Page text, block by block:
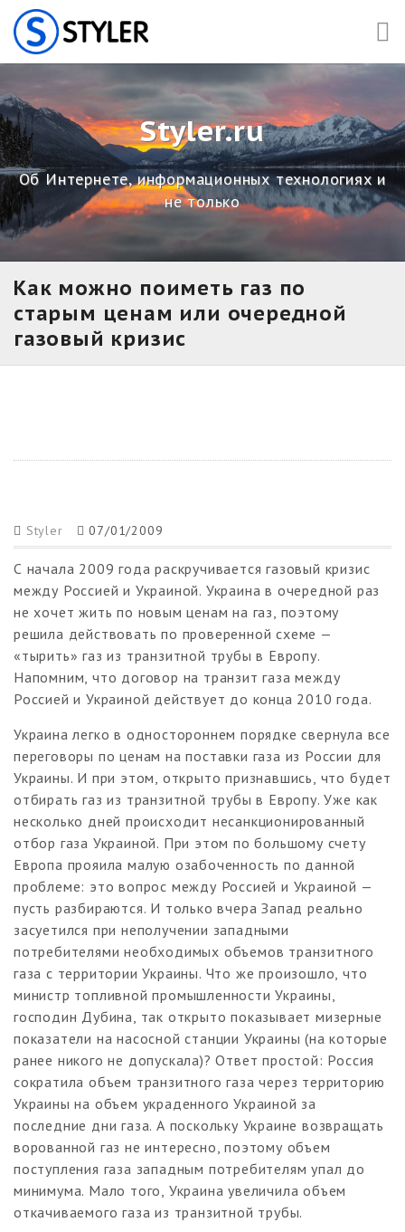
Skip
to
content
Styler.ru
Об Интернете, информационных технологиях и
не только
Как можно поиметь газ по
старым ценам или очередной
газовый кризис
Styler 07/01/2009
С начала 2009 года раскручивается газовый кризис
между Россией и Украиной. Украина в очередной раз
не хочет жить по новым ценам на газ, поэтому
решила действовать по проверенной схеме —
«тырить» газ из транзитной трубы в Европу.
Напомним, что договор на транзит газа между
Россией и Украиной действует до конца 2010 года.
Украина легко в одностороннем порядке свернула все
переговоры по ценам на поставки газа из России для
Украины. И при этом, открыто признавшись, что будет
отбирать газ из транзитной трубы в Европу. Уже как
несколько дней происходит несанкционированный
отбор газа Украиной. При этом по большому счету
Европа прояила малую озабоченность по данной
проблеме: это вопрос между Россией и Украиной —
пусть разбираются. И только вчера Запад реально
засуетился при неполучении западными
потребителями необходимых объемов транзитного
газа с территории Украины. Что же произошло, что
министр топливной промышленности Украины,
господин Дубина, так открыто показывает мизерные
показатели на насосной станции Украины (на которые
ранее никого не допускала)? Ответ простой: Россия
сократила объем транзитного газа через территорию
Украины на объем украденного Украиной за
последние дни газа. А поскольку Украине возвращать
ворованной газ не интересно, поэтому объем
поступления газа западным потребителям упал до
минимума. Мало того, Украина увеличила объем
откачиваемого газа из транзитной трубы.